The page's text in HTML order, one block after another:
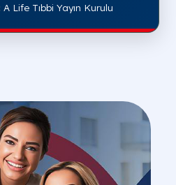
A Life Tıbbi Yayın Kurulu